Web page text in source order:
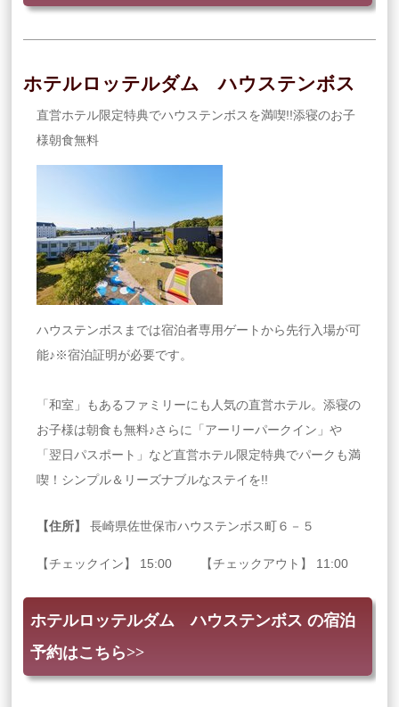
ホテルロッテルダム ハウステンボス
直営ホテル限定特典でハウステンボスを満喫!!添寝のお子
様朝食無料
ハウステンボスまでは宿泊者専用ゲートから先行入場が可
能♪※宿泊証明が必要です。
「和室」もあるファミリーにも人気の直営ホテル。添寝の
お子様は朝食も無料♪さらに「アーリーパークイン」や
「翌日パスポート」など直営ホテル限定特典でパークも満
喫！シンプル＆リーズナブルなステイを!!
【住所】 長崎県佐世保市ハウステンボス町６－５
【チェックイン】 15:00 【チェックアウト】 11:00
ホテルロッテルダム ハウステンボス の宿泊
予約はこちら>>